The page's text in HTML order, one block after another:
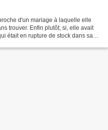
d'un mariage à laquelle elle
trouver. Enfin plutôt, si, elle avait
était en rupture de stock dans sa